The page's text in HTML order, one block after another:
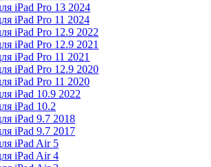
iPad Pro 13 2024
iPad Pro 11 2024
iPad Pro 12.9 2022
iPad Pro 12.9 2021
iPad Pro 11 2021
iPad Pro 12.9 2020
iPad Pro 11 2020
iPad 10.9 2022
iPad 10.2
iPad 9.7 2018
iPad 9.7 2017
iPad Air 5
iPad Air 4